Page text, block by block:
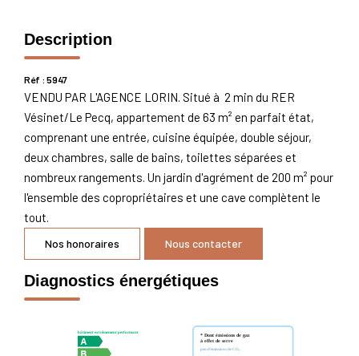
Description
Réf : 5947
VENDU PAR L'AGENCE LORIN. Situé à 2 min du RER
Vésinet/Le Pecq, appartement de 63 m² en parfait état,
comprenant une entrée, cuisine équipée, double séjour,
deux chambres, salle de bains, toilettes séparées et
nombreux rangements. Un jardin d'agrément de 200 m² pour
l'ensemble des copropriétaires et une cave complètent le
tout.
Nos honoraires Nous contacter
Diagnostics énergétiques